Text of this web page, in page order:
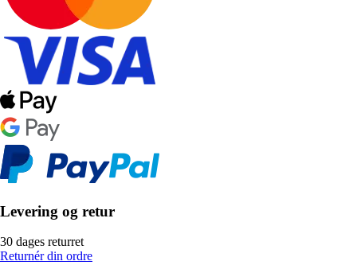
Levering og retur
30 dages returret
Returnér din ordre